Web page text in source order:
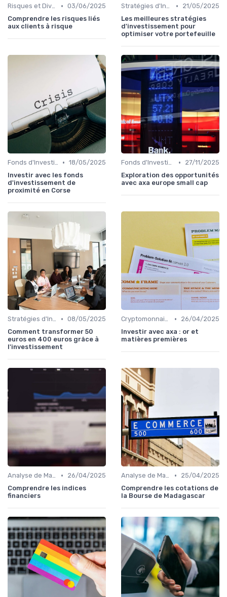
Risques et Diversification d'Investissement • 03/06/2025
Comprendre les risques liés
aux clients à risque
Stratégies d'Investissement en Bourse •
21/05/2025
Les meilleures stratégies
d'investissement pour
optimiser votre portefeuille
Fonds d'Investissement et ETF • 18/05/2025
Investir avec les fonds
d'investissement de
proximité en Corse
Fonds d'Investissement et ETF •
27/11/2025
Exploration des opportunités
avec axa europe small cap
Stratégies d'Investissement en Bourse • 08/05/2025
Comment transformer 50
euros en 400 euros grâce à
l'investissement
Cryptomonnaies et Investissements Alternatifs •
26/04/2025
Investir avec axa : or et
matières premières
Analyse de Marché et Prévisions •
26/04/2025
Comprendre les indices
financiers
Analyse de Marché et Prévisions •
25/04/2025
Comprendre les cotations de
la Bourse de Madagascar